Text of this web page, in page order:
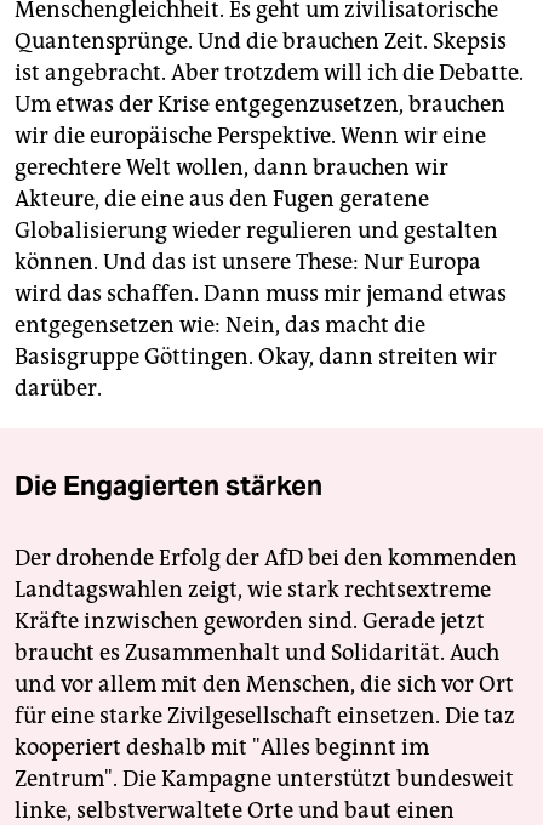
Menschengleichheit. Es geht um zivilisatorische
Quantensprünge. Und die brauchen Zeit. Skepsis
ist angebracht. Aber trotzdem will ich die Debatte.
Um etwas der Krise entgegenzusetzen, brauchen
wir die europäische Perspektive. Wenn wir eine
gerechtere Welt wollen, dann brauchen wir
Akteure, die eine aus den Fugen geratene
Globalisierung wieder regulieren und gestalten
können. Und das ist unsere These: Nur Europa
wird das schaffen. Dann muss mir jemand etwas
entgegensetzen wie: Nein, das macht die
Basisgruppe Göttingen. Okay, dann streiten wir
darüber.
Die Engagierten stärken
Der drohende Erfolg der AfD bei den kommenden
Landtagswahlen zeigt, wie stark rechtsextreme
Kräfte inzwischen geworden sind. Gerade jetzt
braucht es Zusammenhalt und Solidarität. Auch
und vor allem mit den Menschen, die sich vor Ort
für eine starke Zivilgesellschaft einsetzen. Die taz
kooperiert deshalb mit "Alles beginnt im
Zentrum". Die Kampagne unterstützt bundesweit
linke, selbstverwaltete Orte und baut einen